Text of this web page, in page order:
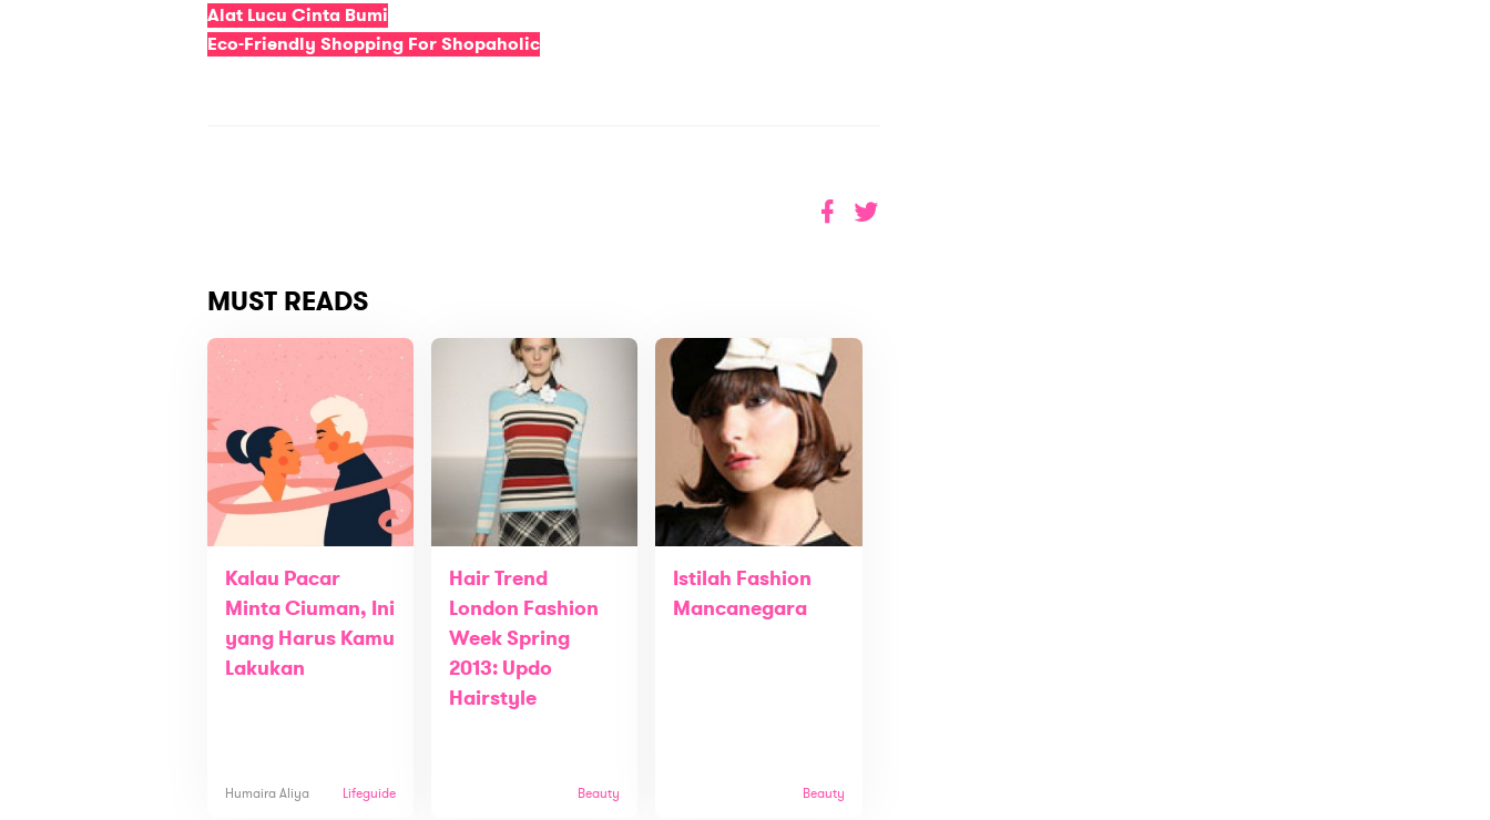
Alat Lucu Cinta Bumi
Eco-Friendly Shopping For Shopaholic
MUST READS
Kalau Pacar
Minta Ciuman, Ini
yang Harus Kamu
Lakukan
Humaira Aliya Lifeguide
Hair Trend
London Fashion
Week Spring
2013: Updo
Hairstyle
Beauty
Istilah Fashion
Mancanegara
Beauty